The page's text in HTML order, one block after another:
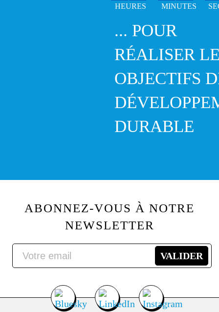
... POUR
RÉALISER
OBJECTIFS
DURABLE
ABONNEZ-VOUS À NOTRE
NEWSLETTER